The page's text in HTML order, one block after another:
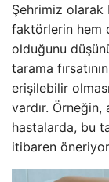
Şehrimiz
faktörlerin hem
olduğunu
tarama
erişilebilir
vardır.
hastalarda, bu
itibaren